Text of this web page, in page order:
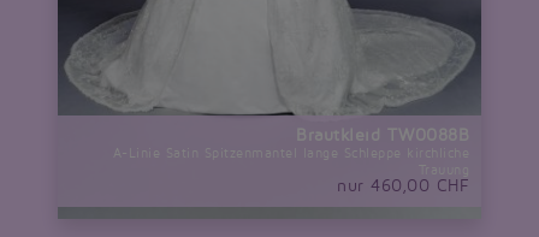
Brautkleid TW0088B
A-Linie Satin Spitzenmantel lange Schleppe kirchliche
Trauung
nur 460,00 CHF